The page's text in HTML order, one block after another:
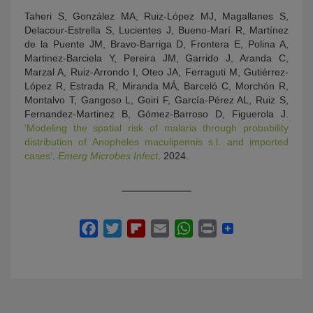
Taheri S, González MA, Ruiz-López MJ, Magallanes S,
Delacour-Estrella S, Lucientes J, Bueno-Marí R, Martínez
de la Puente JM, Bravo-Barriga D, Frontera E, Polina A,
Martinez-Barciela Y, Pereira JM, Garrido J, Aranda C,
Marzal A, Ruiz-Arrondo I, Oteo JA, Ferraguti M, Gutiérrez-
López R, Estrada R, Miranda MÁ, Barceló C, Morchón R,
Montalvo T, Gangoso L, Goiri F, García-Pérez AL, Ruiz S,
Fernandez-Martinez B, Gómez-Barroso D, Figuerola J.
‘Modeling the spatial risk of malaria through probability
distribution of Anopheles maculipennis s.l. and imported
cases’ Emerg Microbes Infect. 2024.